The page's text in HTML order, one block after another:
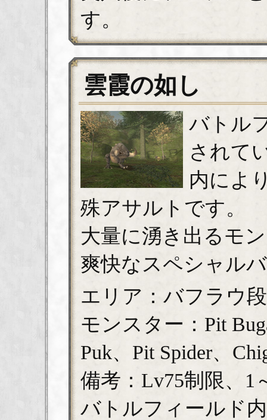
す。
雲霞の如し
バトル
されて
内によ
殊アサルトです。
大量に湧き出るモ
爽快なスペシャル
エリア：バフラウ
モンスター：Pit
Puk、Pit Spider、
備考：Lv75制限、1
バトルフィールド